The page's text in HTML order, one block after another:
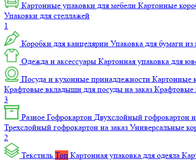
Картонные упаковки для мебели Картонные
Упаковки для стеллажей
1
Коробки для канцелярии Упаковка для бумаги из
Одежда и аксессуары Картонная упаковка для
Посуда и кухонные принадлежности Картонные
Крафтовые вкладыши для посуды на заказ Крафтовые
3
Разное Гофрокартон Двухслойный гофрокартон
Трехслойный гофрокартон на заказ Универсальные
2
Текстиль Топ Картонная упаковка для одеяла